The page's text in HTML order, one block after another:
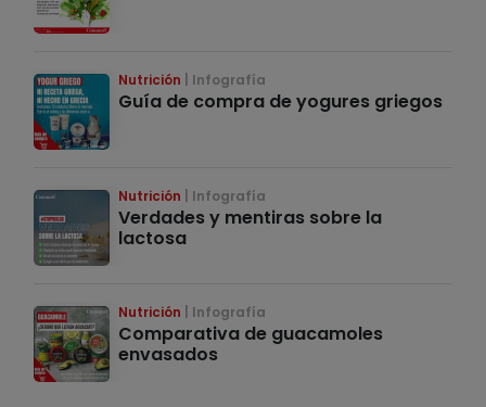
Nutrición Infografía
Guía de compra de yogures griegos
Nutrición Infografía
Verdades y mentiras sobre la
lactosa
Nutrición Infografía
Comparativa de guacamoles
envasados